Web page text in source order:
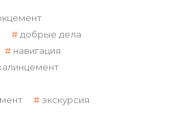
добрые дела
навигация
экскурсия